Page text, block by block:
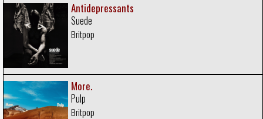
Antidepressants
Suede
Britpop
More.
Pulp
Britpop